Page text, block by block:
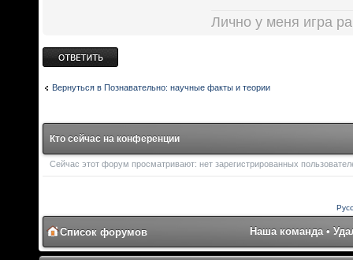
Лично у меня игра
Ответить
Вернуться в Познавательно: научные факты и теории
Кто сейчас на конференции
Сейчас этот форум просматривают: нет зарегистрированных
Список форумов Наша команда •